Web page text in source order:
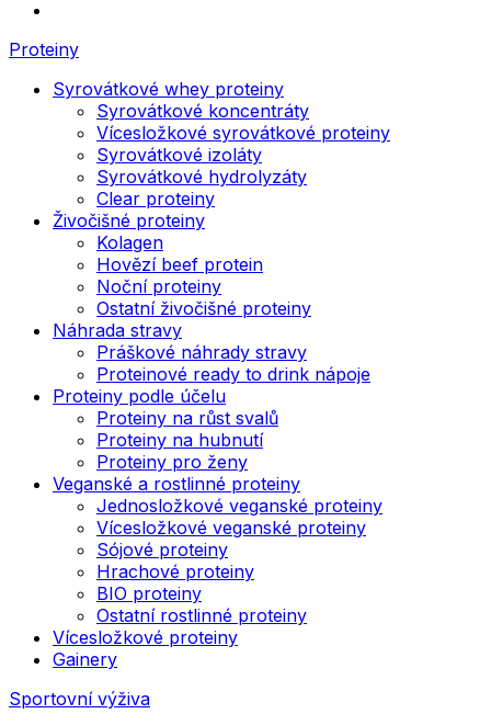
Proteiny
Syrovátkové whey proteiny
Syrovátkové koncentráty
Vícesložkové syrovátkové proteiny
Syrovátkové izoláty
Syrovátkové hydrolyzáty
Clear proteiny
Živočišné proteiny
Kolagen
Hovězí beef protein
Noční proteiny
Ostatní živočišné proteiny
Náhrada stravy
Práškové náhrady stravy
Proteinové ready to drink nápoje
Proteiny podle účelu
Proteiny na růst svalů
Proteiny na hubnutí
Proteiny pro ženy
Veganské a rostlinné proteiny
Jednosložkové veganské proteiny
Vícesložkové veganské proteiny
Sójové proteiny
Hrachové proteiny
BIO proteiny
Ostatní rostlinné proteiny
Vícesložkové proteiny
Gainery
Sportovní výživa